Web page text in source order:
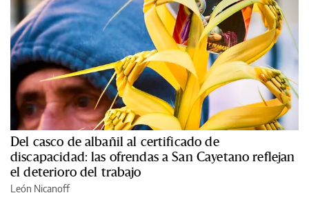
Del casco de albañil al certificado de
discapacidad: las ofrendas a San Cayetano reflejan
el deterioro del trabajo
León Nicanoff